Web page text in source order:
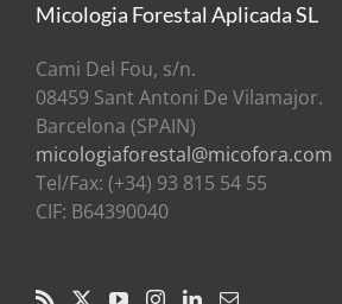
Micologia Forestal Aplicada SL
Cami Del Fou, s/n.
08459 Sant Antoni De Vilamajor.
Barcelona (SPAIN)
micologiaforestal@micofora.com
Tel/Fax: (+34) 93 815 54 55
CIF: B64390040